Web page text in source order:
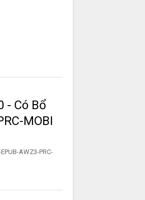
- Có Bổ
MOBI
AWZ3-PRC-